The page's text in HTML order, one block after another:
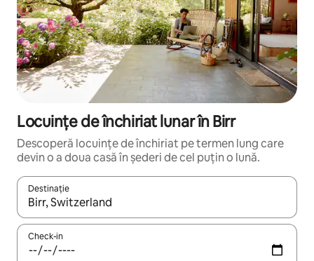
Locuințe de închiriat lunar în Birr
Descoperă locuințe de închiriat pe termen lung care
devin o a doua casă în șederi de cel puțin o lună.
Destinație
Când se încarcă rezultatele, navighează folosind tastele
Check-in